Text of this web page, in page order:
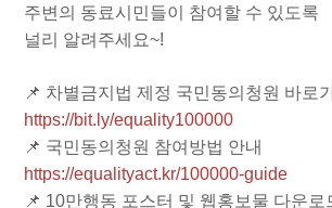
주변의 동료시민들이 참여할 수 있도록
널리 알려주세요~!
📌 차별금지법 제정 국민동의청원 바로
https://bit.ly/equality100000
📌 국민동의청원 참여방법 안내
https://equalityact.kr/100000-guide
📌 10만행동 포스터 및 웹홍보물 다운로